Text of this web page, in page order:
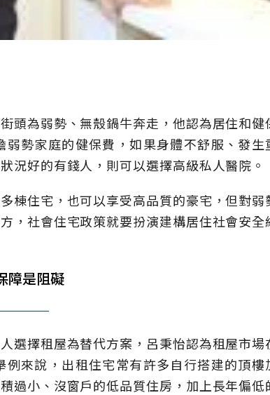
頭為弱勢、無殼鍋牛奔走，他認為居住和健
勢家庭的健保費，如果身體不舒服、發生
況好的有錢人，則可以選擇高級私人醫院。
棟住宅，也可以享受高品質的豪宅，但對弱
，社會住宅政策就要扮演建構居住社會安全
障是阻礙
選擇租屋為替代方案，呂秉怡認為租屋市場
來說，出租住宅常有許多自行搭建的頂樓
過小、沒窗戶的低品質住房，加上長年偏低